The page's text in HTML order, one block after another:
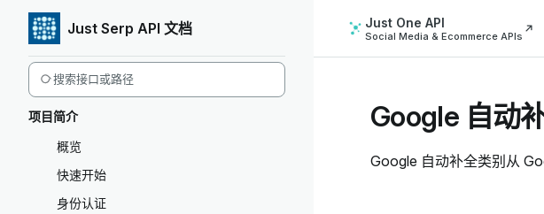
跳转到正文Just Serp API 文档 Just One API
Social Media & Ecommerce APIs
Sidebar Navigation
项目简介
概览
快速开始
身份认证
Google 自动
Google 自动补全类别从